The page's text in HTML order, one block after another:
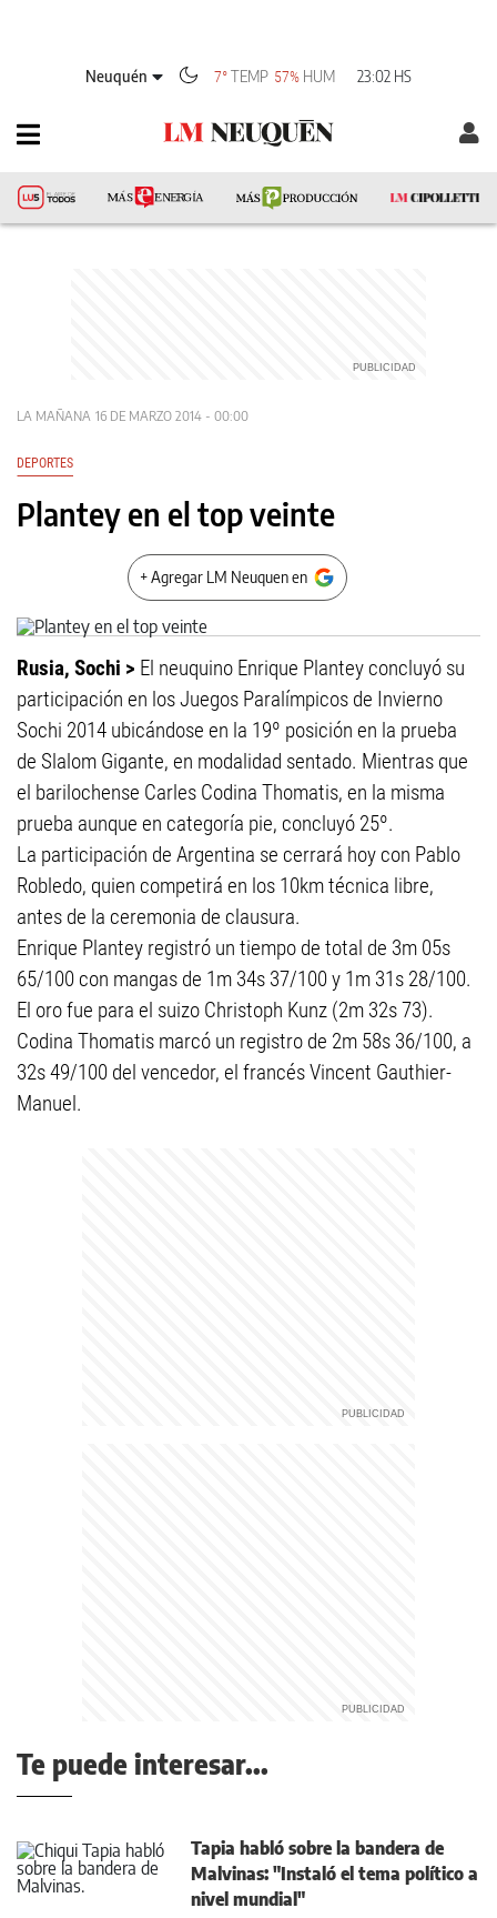
Neuquén 7° TEMP 57% HUM 23:02 HS
LA MAÑANA 16 DE MARZO 2014 - 00:00
DEPORTES
Plantey en el top veinte
+ Agregar LM Neuquen en
Rusia, Sochi > El neuquino Enrique Plantey concluyó su
participación en los Juegos Paralímpicos de Invierno
Sochi 2014 ubicándose en la 19º posición en la prueba
de Slalom Gigante, en modalidad sentado. Mientras que
el barilochense Carles Codina Thomatis, en la misma
prueba aunque en categoría pie, concluyó 25º.
La participación de Argentina se cerrará hoy con Pablo
Robledo, quien competirá en los 10km técnica libre,
antes de la ceremonia de clausura.
Enrique Plantey registró un tiempo de total de 3m 05s
65/100 con mangas de 1m 34s 37/100 y 1m 31s 28/100.
El oro fue para el suizo Christoph Kunz (2m 32s 73).
Codina Thomatis marcó un registro de 2m 58s 36/100, a
32s 49/100 del vencedor, el francés Vincent Gauthier-
Manuel.
Te puede interesar...
Tapia habló sobre la bandera de
Malvinas: "Instaló el tema político a
nivel mundial"